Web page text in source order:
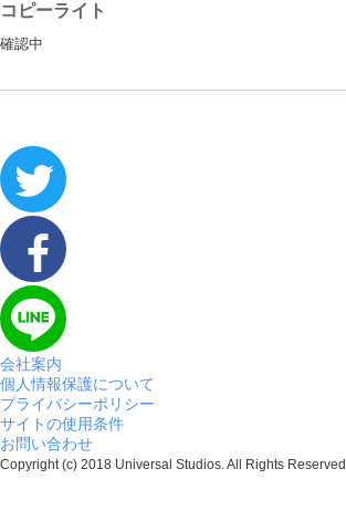
コピーライト
確認中
会社案内
個人情報保護について
プライバシーポリシー
サイトの使用条件
お問い合わせ
Copyright (c) 2018 Universal Studios. All Rights Reserved.